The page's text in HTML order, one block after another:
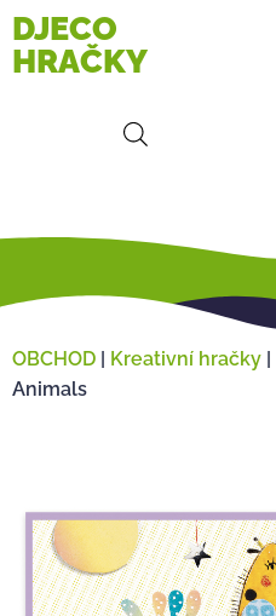
DJECO
HRAČKY
OBCHOD | Kreativní hračky |
Animals